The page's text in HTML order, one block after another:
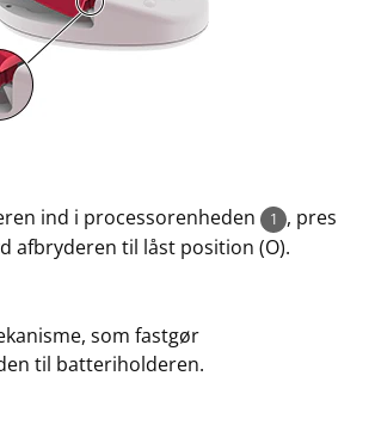
ind i processorenheden 1 , pres
afbryderen til låst position (O).
som fastgør
til batteriholderen.